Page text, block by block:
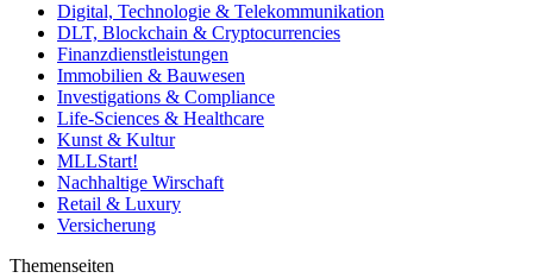
Digital, Technologie & Telekommunikation
DLT, Blockchain & Cryptocurrencies
Finanzdienstleistungen
Immobilien & Bauwesen
Investigations & Compliance
Life-Sciences & Healthcare
Kunst & Kultur
MLLStart!
Nachhaltige Wirschaft
Retail & Luxury
Versicherung
Themenseiten